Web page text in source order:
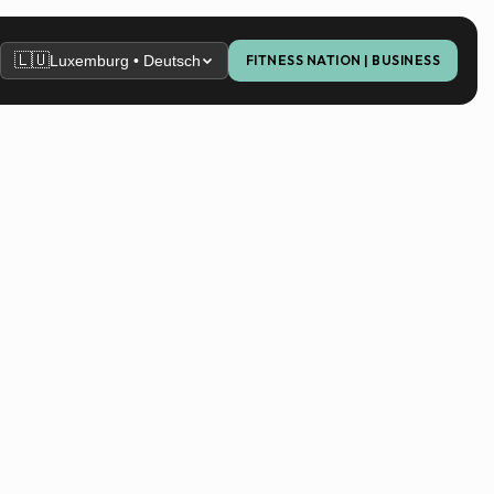
🇱🇺Luxemburg • Deutsch FITNESS NATION | BUSINESS